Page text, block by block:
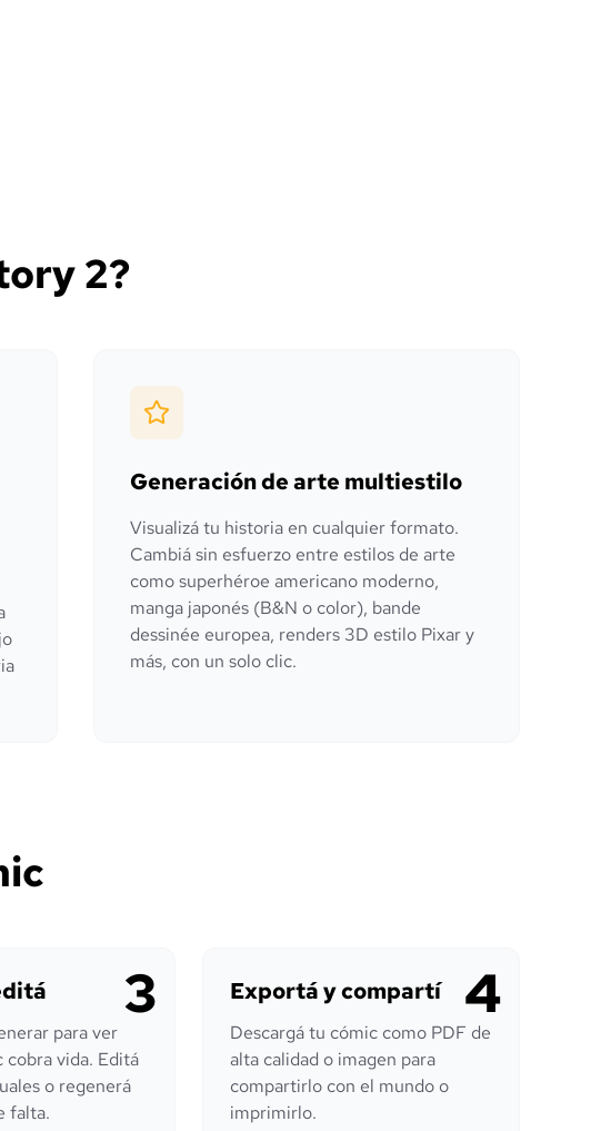
2?
Generación de arte multiestilo
Visualizá tu historia en cualquier formato.
Cambiá sin esfuerzo entre estilos de arte
como superhéroe americano moderno,
manga japonés (B&N o color), bande
dessinée europea, renders 3D estilo Pixar y
más, con un solo clic.
3
para ver
vida. Editá
o regenerá
falta.
4
Exportá y compartí
Descargá tu cómic como PDF de
alta calidad o imagen para
compartirlo con el mundo o
imprimirlo.